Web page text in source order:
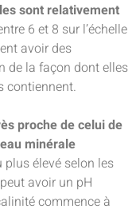
sont relativement
6 et 8 sur l’échelle
avoir des
de la façon dont elles
contiennent.
proche de celui de
minérale
élevé selon les
avoir un pH
commence à